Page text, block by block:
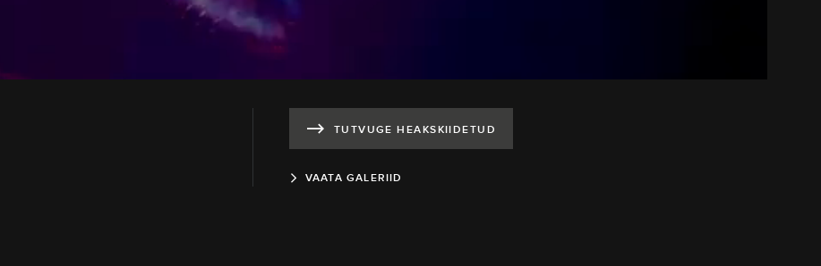
TUTVUGE HEAKSKIIDETUD
VAATA GALERIID